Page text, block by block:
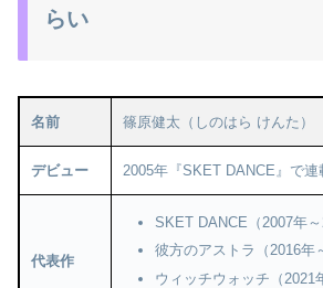
らい
名前 篠原健太（しのはら けんた）
デビュー 2005年『SKET DANCE』で連
代表作
SKET DANCE（2007年～
彼方のアストラ（2016年
ウィッチウォッチ（2021